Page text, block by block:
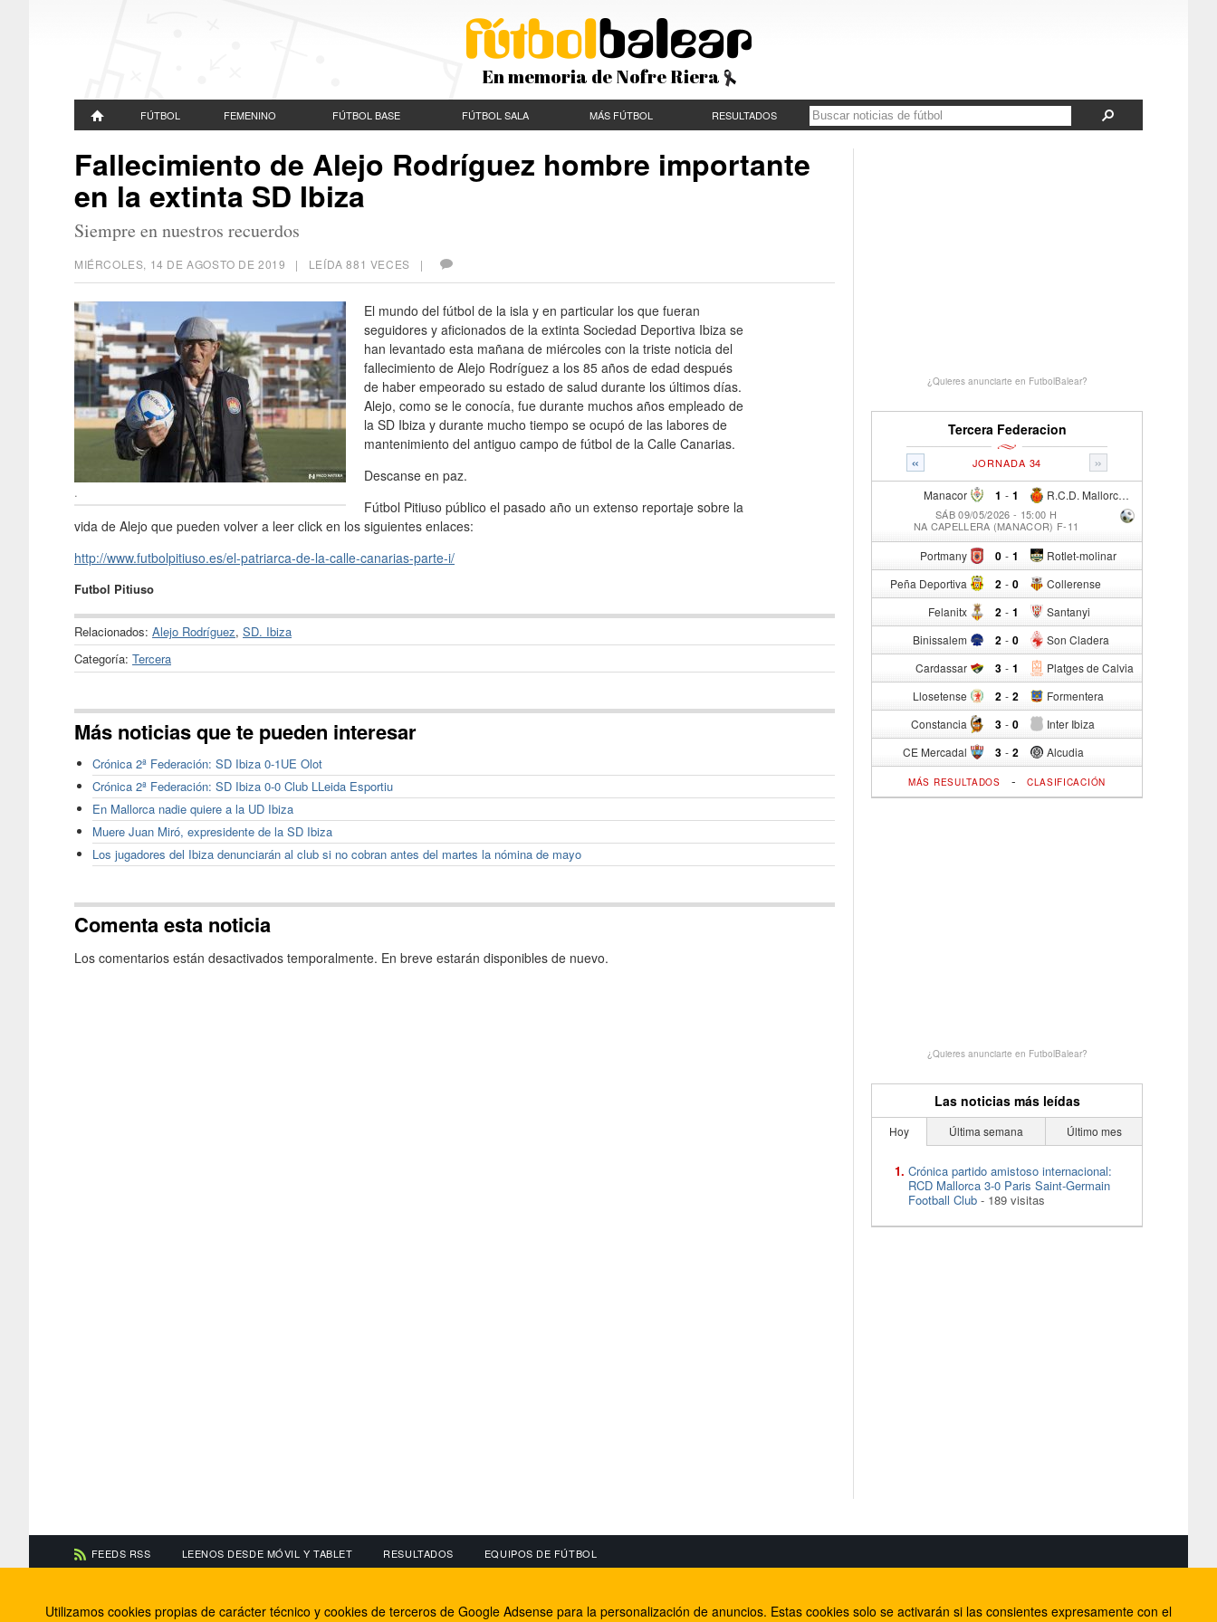
En memoria de Nofre Riera
FÚTBOL FEMENINO FÚTBOL BASE FÚTBOL SALA MÁS FÚTBOL RESULTADOS
Fallecimiento de Alejo Rodríguez hombre importante
en la extinta SD Ibiza
Siempre en nuestros recuerdos
MIÉRCOLES, 14 DE AGOSTO DE 2019 | LEÍDA 881 VECES |
.
El mundo del fútbol de la isla y en particular los que fueran
seguidores y aficionados de la extinta Sociedad Deportiva Ibiza se
han levantado esta mañana de miércoles con la triste noticia del
fallecimiento de Alejo Rodríguez a los 85 años de edad después
de haber empeorado su estado de salud durante los últimos días.
Alejo, como se le conocía, fue durante muchos años empleado de
la SD Ibiza y durante mucho tiempo se ocupó de las labores de
mantenimiento del antiguo campo de fútbol de la Calle Canarias.
Descanse en paz.
Fútbol Pitiuso público el pasado año un extenso reportaje sobre la
vida de Alejo que pueden volver a leer click en los siguientes enlaces:
http://www.futbolpitiuso.es/el-patriarca-de-la-calle-canarias-parte-i/
Futbol Pitiuso
Relacionados: Alejo Rodríguez, SD. Ibiza
Categoría: Tercera
Más noticias que te pueden interesar
Crónica 2ª Federación: SD Ibiza 0-1UE Olot
Crónica 2ª Federación: SD Ibiza 0-0 Club LLeida Esportiu
En Mallorca nadie quiere a la UD Ibiza
Muere Juan Miró, expresidente de la SD Ibiza
Los jugadores del Ibiza denunciarán al club si no cobran antes del martes la nómina de mayo
Comenta esta noticia
Los comentarios están desactivados temporalmente. En breve estarán disponibles de nuevo.
¿Quieres anunciarte en FutbolBalear?
Tercera Federacion
« »
JORNADA 34
Manacor 1 - R.C.D. Mallorca Sad "B"
1
SÁB 09/05/2026 - 15:00 H
NA CAPELLERA (MANACOR) F-11
Portmany 0 - Rotlet-molinar
1
Peña Deportiva 2 - Collerense
0
Felanitx 2 - Santanyi
1
Binissalem 2 - Son Cladera
0
Cardassar 3 - Platges de Calvia
1
Llosetense 2 - Formentera
2
Constancia 3 - Inter Ibiza
0
CE Mercadal 3 - Alcudia
2
MÁS RESULTADOS - CLASIFICACIÓN
¿Quieres anunciarte en FutbolBalear?
Las noticias más leídas
Hoy Última semana Último mes
Crónica partido amistoso internacional:
RCD Mallorca 3-0 Paris Saint-Germain
Football Club - 189 visitas
FEEDS RSS LEENOS DESDE MÓVIL Y TABLET RESULTADOS EQUIPOS DE FÚTBOL
Información de contacto
El equipo de FútbolBalear
Facebook
Internet Rural Mallorca
Utilizamos cookies propias de carácter técnico y cookies de terceros de Google Adsense para la personalización de anuncios. Estas cookies solo se activarán si las consientes expresamente con el